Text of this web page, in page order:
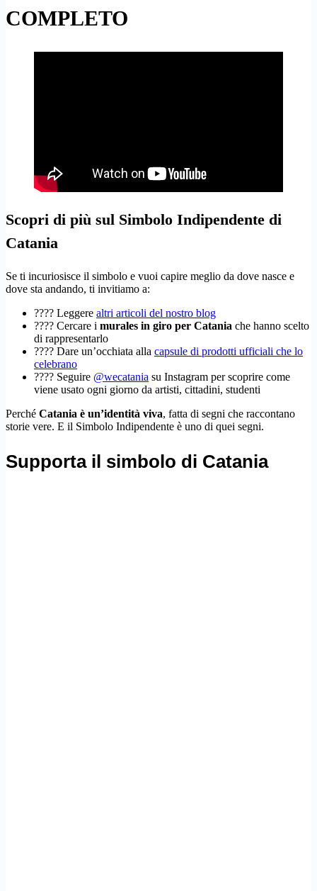
COMPLETO
Scopri di più sul Simbolo Indipendente di
Catania
Se ti incuriosisce il simbolo e vuoi capire meglio da dove nasce e
dove sta andando, ti invitiamo a:
????️ Leggere altri articoli del nostro blog
???? Cercare i murales in giro per Catania che hanno scelto
di rappresentarlo
???? Dare un’occhiata alla capsule di prodotti ufficiali che lo
celebrano
???? Seguire @wecatania su Instagram per scoprire come
viene usato ogni giorno da artisti, cittadini, studenti
Perché Catania è un’identità viva, fatta di segni che raccontano
storie vere. E il Simbolo Indipendente è uno di quei segni.
Supporta il simbolo di Catania